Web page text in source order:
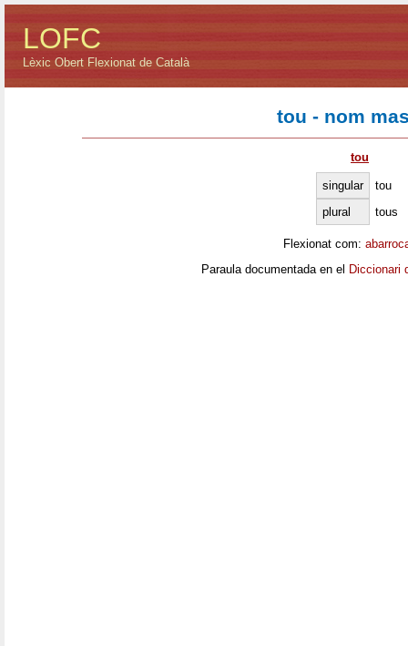
LOFC
Lèxic Obert Flexionat de Català
tou - nom
tou
singular
tou
plural
tous
Flexionat com:
Paraula documentada en el Diccionari